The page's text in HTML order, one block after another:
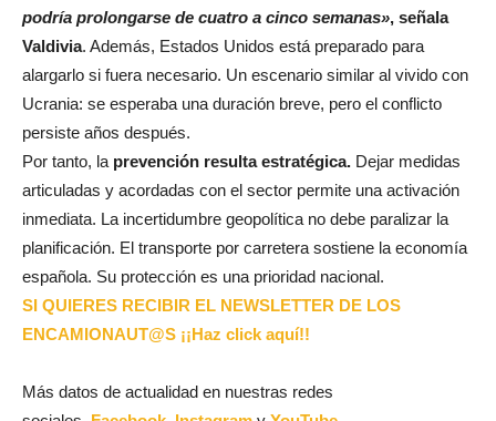
podría prolongarse de cuatro a cinco semanas», señala
Valdivia. Además, Estados Unidos está preparado para
alargarlo si fuera necesario. Un escenario similar al vivido con
Ucrania: se esperaba una duración breve, pero el conflicto
persiste años después.
Por tanto, la prevención resulta estratégica. Dejar medidas
articuladas y acordadas con el sector permite una activación
inmediata. La incertidumbre geopolítica no debe paralizar la
planificación. El transporte por carretera sostiene la economía
española. Su protección es una prioridad nacional.
SI QUIERES RECIBIR EL NEWSLETTER DE LOS
ENCAMIONAUT@S ¡¡Haz click aquí!!
Más datos de actualidad en nuestras redes